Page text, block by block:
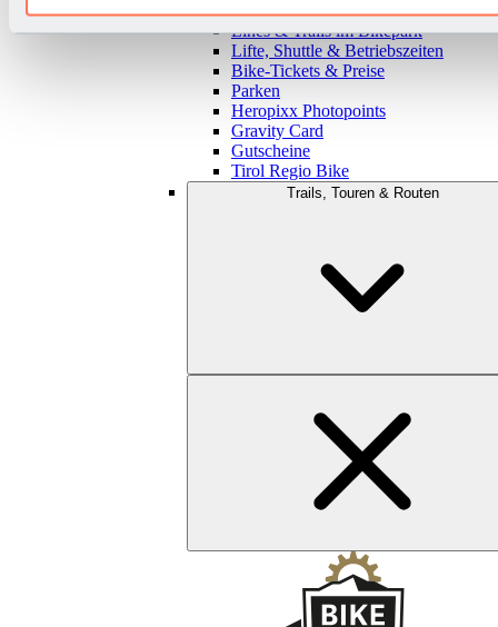
Alles zu Bikepark & Tickets
Lines & Trails im Bikepark
Lifte, Shuttle & Betriebszeiten
Bike-Tickets & Preise
Parken
Heropixx Photopoints
Gravity Card
Gutscheine
Tirol Regio Bike
Trails, Touren & Routen